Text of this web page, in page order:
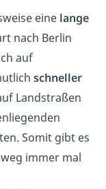
eine lange
nach Berlin
auf
schneller
Landstraßen
Somit gibt es
immer mal